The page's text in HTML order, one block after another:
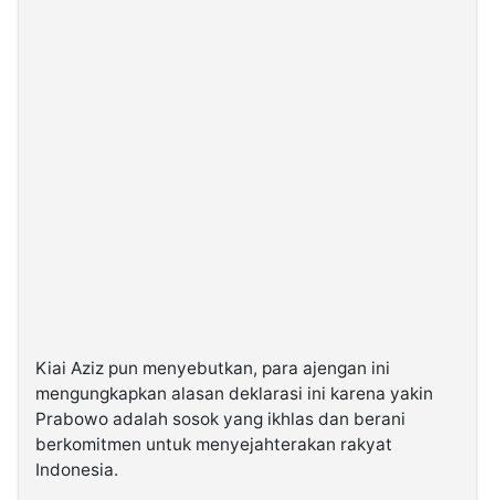
Kiai Aziz pun menyebutkan, para ajengan ini
mengungkapkan alasan deklarasi ini karena yakin
Prabowo adalah sosok yang ikhlas dan berani
berkomitmen untuk menyejahterakan rakyat
Indonesia.